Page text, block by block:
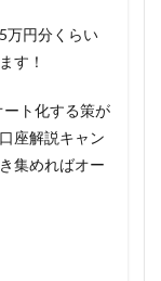
万円分くらい
す！
ト化する策が
座解説キャン
集めればオー